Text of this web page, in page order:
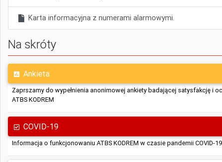
Karta informacyjna z numerami alarmowymi.
Na skróty
Ankieta
Zaprszamy do wypełnienia anonimowej ankiety badającej satysfakcję i
ATBS KODREM
COVID-19
Informacja o funkcjonowaniu ATBS KODREM w czasie pandemii COVID-19